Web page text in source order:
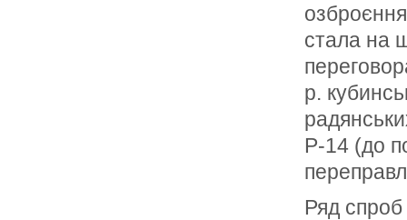
стала на
р.
Р-14 (до
Ряд